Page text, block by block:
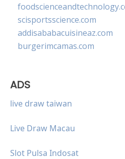
scisportsscience.com
addisababacuisineaz.com
burgerimcamas.com
ADS
live draw taiwan
Live Draw Macau
Slot Pulsa Indosat